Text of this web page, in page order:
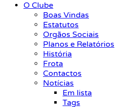
O Clube
Boas Vindas
Estatutos
Orgãos Sociais
Planos e Relatórios
História
Frota
Contactos
Notícias
Em lista
Tags